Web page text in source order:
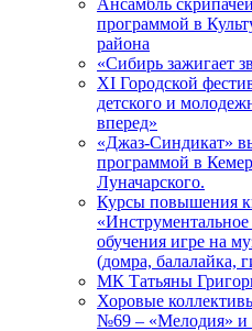
Ансамбль
программой в
района
«Сибирь зажигает
XI Городской
детского и
вперед»
«Джаз-Синдикат»
программой в
Луначарского.
Курсы повышения
обучения игре на
(домра, балалайка,
МК Татьяны
Хоровые
№69 – «Мелодия» и